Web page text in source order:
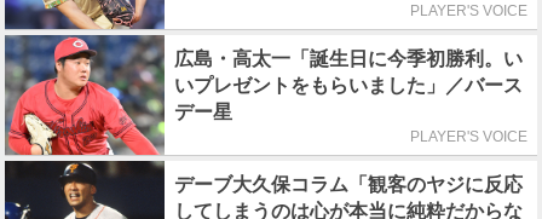
PLAYER'S VOICE
広島・高太一「誕生日に今季初勝利。い
いプレゼントをもらいました」／バース
デー星
PLAYER'S VOICE
デーブ大久保コラム「観客のヤジに反応
してしまうのは心が本当に純粋だからな